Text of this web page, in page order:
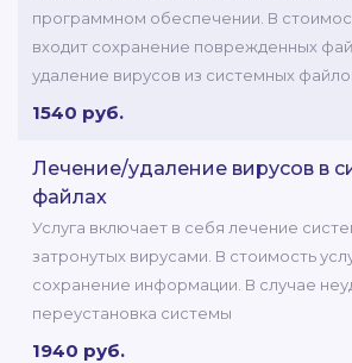
программном обеспечении. В
входит сохранение поврежденных
удаление вирусов из системных
1540 руб.
Лечение/удаление вирусов в
файлах
Услуга включает в себя лечение
затронутых вирусами. В стоимость
сохранение информации. В случае
переустановка системы
1940 руб.